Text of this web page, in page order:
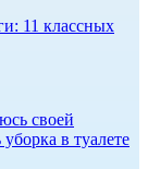
11 классных
своей
в туалете